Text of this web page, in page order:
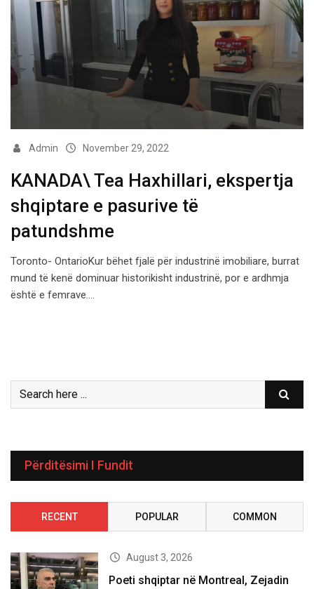
Admin November 29, 2022
KANADA\ Tea Haxhillari, ekspertja
shqiptare e pasurive të
patundshme
Toronto- OntarioKur bëhet fjalë për industrinë imobiliare, burrat
mund të kenë dominuar historikisht industrinë, por e ardhmja
është e femrave.…
Përditësimi I Fundit
RECENT POPULAR COMMON
August 3, 2026
Poeti shqiptar në Montreal, Zejadin